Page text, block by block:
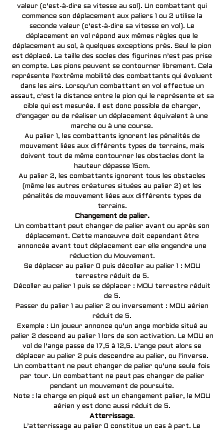
valeur (c’est-à-dire sa vitesse au sol). Un combattant qui
commence son déplacement aux paliers 1 ou 2 utilise la
seconde valeur (c’est-à-dire sa vitesse en vol). Le
déplacement en vol répond aux mêmes règles que le
déplacement au sol, à quelques exceptions près. Seul le pion
est déplacé. La taille des socles des figurines n’est pas prise
en compte. Les pions peuvent se contourner librement. Cela
représente l’extrême mobilité des combattants qui évoluent
dans les airs. Lorsqu’un combattant en vol effectue un
assaut, c’est la distance entre le pion qui le représente et sa
cible qui est mesurée. Il est donc possible de charger,
d’engager ou de réaliser un déplacement équivalent à une
marche ou à une course.
Au palier 1, les combattants ignorent les pénalités de
mouvement liées aux différents types de terrains, mais
doivent tout de même contourner les obstacles dont la
hauteur dépasse 15cm.
Au palier 2, les combattants ignorent tous les obstacles
(même les autres créatures situées au palier 2) et les
pénalités de mouvement liées aux différents types de
terrains.
Changement de palier.
Un combattant peut changer de palier avant ou après son
déplacement. Cette manœuvre doit cependant être
annoncée avant tout déplacement car elle engendre une
réduction du Mouvement.
Se déplacer au palier 0 puis décoller au palier 1 : MOU
terrestre réduit de 5.
Décoller au palier 1 puis se déplacer : MOU terrestre réduit
de 5.
Passer du palier 1 au palier 2 ou inversement : MOU aérien
réduit de 5.
Exemple : Un joueur annonce qu’un ange morbide situé au
palier 2 descend au palier 1 lors de son activation. Le MOU en
vol de l’ange passe de 17,5 à 12,5. L’ange peut alors se
déplacer au palier 2 puis descendre au palier, ou l’inverse.
Un combattant ne peut changer de palier qu’une seule fois
par tour. Un combattant ne peut pas changer de palier
pendant un mouvement de poursuite.
Note : la charge en piqué est un changement palier, le MOU
aérien y est donc aussi réduit de 5.
Atterrissage.
L’atterrissage au palier 0 constitue un cas à part. Le